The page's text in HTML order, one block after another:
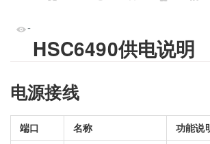
-
HSC6490供电说明
电源接线
端口 名称
功能说